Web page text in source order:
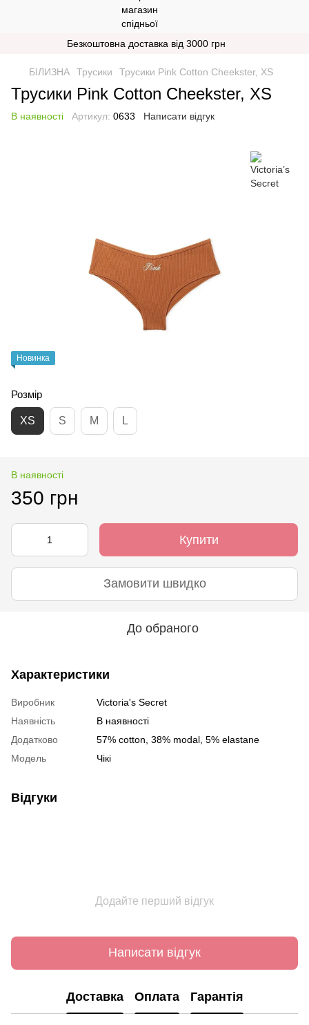
Безкоштовна доставка від 3000 грн
БІЛИЗНА Трусики Трусики Pink Cotton Cheekster, XS
Трусики Pink Cotton Cheekster, XS
В наявності Артикул: 0633 Написати відгук
Новинка
Розмір
XS S M L
В наявності
350 грн
Купити
Замовити швидко
До обраного
Характеристики
Виробник
Victoria's Secret
Наявність
В наявності
Додатково
57% cotton, 38% modal, 5% elastane
Модель
Чікі
Відгуки
Додайте перший відгук
Написати відгук
Доставка Оплата Гарантія